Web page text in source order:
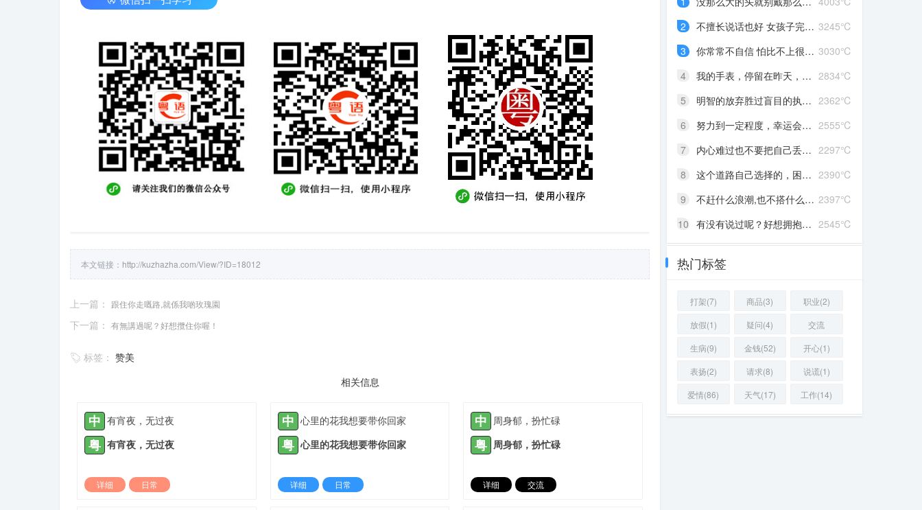
本文链接： http://kuzhazha.com/View/?ID=18012
上一篇： 跟住你走嘅路,就係我啲玫瑰園
下一篇： 有無講過呢？好想攬住你喔！
标签： 赞美
相关信息
中 有宵夜，无过夜
粤 有宵夜，无过夜
详细
日常
中 心里的花我想要带你回家
粤 心里的花我想要带你回家
详细
日常
中 周身郁，扮忙碌
粤 周身郁，扮忙碌
详细
交流
3245℃
2
不擅长说话也好 女孩子完全沉浸在自己喜欢的事情里 最可爱了 剩下的我会圆场
3030℃
3
你常常不自信 怕比不上很多人 但我觉得你就是最好的 怎么都好 我想告诉你 我对你的爱是兜底 是连你自己都不喜欢自己的时候 还有我来爱你
2834℃
4
我的手表，停留在昨天，从此你赶路，我赶时间
2362℃
5
明智的放弃胜过盲目的执着，去吹吹风吧，能清醒的话感冒也没关系。
2555℃
6
努力到一定程度，幸运会不期而至
2297℃
7
内心难过也不要把自己丢在黑暗中，无限放大自己的情绪。按时睡觉，好好吃饭，洗个热乎的澡，喝甜甜的奶茶。看看长河落日，花朵树木，驱逐丧气再努力奔跑，生活到处是发光的星星。
2390℃
8
这个道路自己选择的，困难多大都不要哭啦
2397℃
9
不赶什么浪潮,也不搭什么船,我自己有海
2545℃
10 有没有说过呢？好想拥抱你啊！
热门标签
打架(7) 商品(3)
职业(2)
放假(1)
疑问(4)
交流
(12440)
生病(9) 金钱(52)
开心(1)
表扬(2)
请求(8)
说谎(1)
爱情(86)
天气(17) 工作(14)